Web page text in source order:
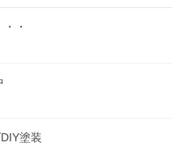
・
塗装